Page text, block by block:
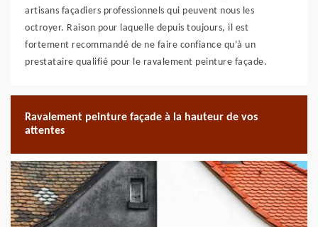
artisans façadiers professionnels qui peuvent nous les
octroyer. Raison pour laquelle depuis toujours, il est
fortement recommandé de ne faire confiance qu’à un
prestataire qualifié pour le ravalement peinture façade.
Ravalement peinture façade à la hauteur de vos
attentes